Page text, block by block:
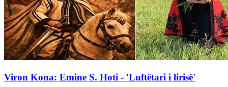
Viron Kona: Emine S. Hoti - 'Luftëtari i lirisë'